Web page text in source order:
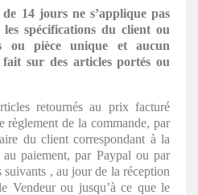
14 jours ne s’applique pas
spécifications du client ou
ou pièce unique et aucun
sur des articles portés ou
retournés au prix facturé
règlement de la commande, par
du client correspondant à la
paiement, par Paypal ou par
, au jour de la réception
Vendeur ou jusqu’à ce que le